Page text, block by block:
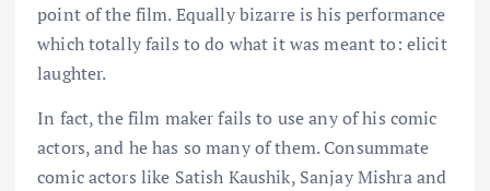
point of the film. Equally bizarre is his performance
which totally fails to do what it was meant to: elicit
laughter.
In fact, the film maker fails to use any of his comic
actors, and he has so many of them. Consummate
comic actors like Satish Kaushik, Sanjay Mishra and